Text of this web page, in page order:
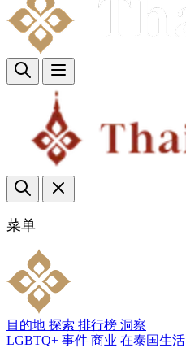
菜单
目的地 探索 排行榜 洞察
LGBTQ+ 事件 商业 在泰国生活